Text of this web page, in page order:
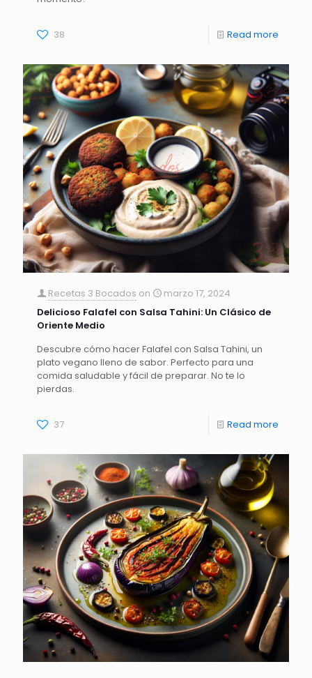
38 Read more
Recetas 3 Bocados on
marzo 17, 2024
Delicioso Falafel con Salsa Tahini: Un Clásico de
Oriente Medio
Descubre cómo hacer Falafel con Salsa Tahini, un
plato vegano lleno de sabor. Perfecto para una
comida saludable y fácil de preparar. No te lo
pierdas.
37 Read more